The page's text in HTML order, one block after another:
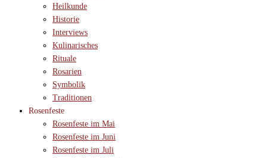
Heilkunde
Historie
Interviews
Kulinarisches
Rituale
Rosarien
Symbolik
Traditionen
Rosenfeste
Rosenfeste im Mai
Rosenfeste im Juni
Rosenfeste im Juli